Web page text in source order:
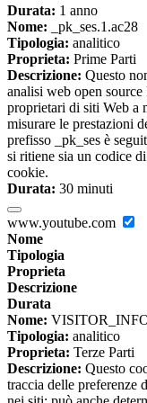
Durata: 1 anno
Nome: _pk_ses.1.ac28
Tipologia: analitico
Proprieta: Prime Parti
Descrizione: Questo
analisi web open
proprietari di siti Web a
misurare le prestazioni
prefisso _pk_ses è
si ritiene sia un codice
cookie.
Durata: 30 minuti
www.youtube.com
Nome
Tipologia
Proprieta
Descrizione
Durata
Nome:
Tipologia: analitico
Proprieta: Terze Parti
Descrizione: Questo
traccia delle preferenze